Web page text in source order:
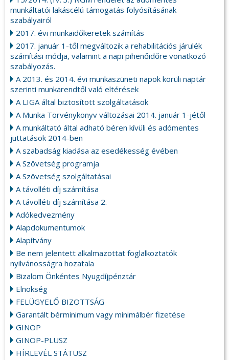
munkáltatói lakáscélú támogatás folyósításának
szabályairól
2017. évi munkaidőkeretek számítás
2017. január 1-től megváltozik a rehabilitációs járulék
számítási módja, valamint a napi pihenőidőre vonatkozó
szabályozás.
A 2013. és 2014. évi munkaszüneti napok körüli naptár
szerinti munkarendtől való eltérések
A LIGA által biztosított szolgáltatások
A Munka Törvénykönyv változásai 2014. január 1-jétől
A munkáltató által adható béren kívüli és adómentes
juttatások 2014-ben
A szabadság kiadása az esedékesség évében
A Szövetség programja
A Szövetség szolgáltatásai
A távolléti díj számítása
A távolléti díj számítása 2.
Adókedvezmény
Alapdokumentumok
Alapítvány
Be nem jelentett alkalmazottat foglalkoztatók
nyilvánosságra hozatala
Bizalom Önkéntes Nyugdíjpénztár
Elnökség
FELÜGYELŐ BIZOTTSÁG
Garantált bérminimum vagy minimálbér fizetése
GINOP
GINOP-PLUSZ
HÍRLEVÉL STÁTUSZ